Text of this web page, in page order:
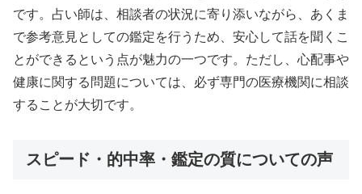
です。占い師は、相談者の状況に寄り添いながら、あくま
で参考意見としての鑑定を行うため、安心して話を聞くこ
とができるという点が魅力の一つです。ただし、心配事や
健康に関する問題については、必ず専門の医療機関に相談
することが大切です。
スピード・的中率・鑑定の質についての声